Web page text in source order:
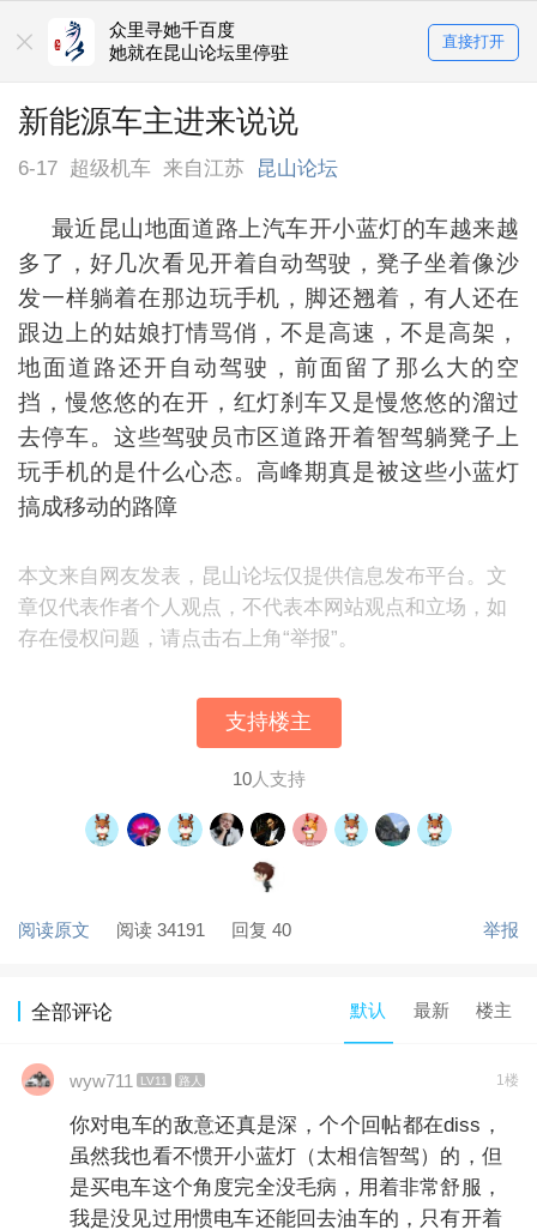
众里寻她千百度
她就在昆山论坛里停驻
直接打开
新能源车主进来说说
6-17 超级机车 来自江苏 昆山论坛
最近昆山地面道路上汽车开小蓝灯的车越来越
多了，好几次看见开着自动驾驶，凳子坐着像沙
发一样躺着在那边玩手机，脚还翘着，有人还在
跟边上的姑娘打情骂俏，不是高速，不是高架，
地面道路还开自动驾驶，前面留了那么大的空
挡，慢悠悠的在开，红灯刹车又是慢悠悠的溜过
去停车。这些驾驶员市区道路开着智驾躺凳子上
玩手机的是什么心态。高峰期真是被这些小蓝灯
搞成移动的路障
本文来自网友发表，昆山论坛仅提供信息发布平台。文
章仅代表作者个人观点，不代表本网站观点和立场，如
存在侵权问题，请点击右上角“举报”。
支持楼主
10人支持
阅读原文 阅读 34191 回复 40 举报
全部评论 默认 最新 楼主
wyw711 LV11 路人 1楼
你对电车的敌意还真是深，个个回帖都在diss，
虽然我也看不惯开小蓝灯（太相信智驾）的，但
是买电车这个角度完全没毛病，用着非常舒服，
我是没见过用惯电车还能回去油车的，只有开着